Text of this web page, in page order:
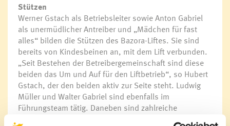
Stützen
Werner Gstach als Betriebsleiter sowie Anton Gabriel
als unermüdlicher Antreiber und „Mädchen für fast
alles“ bilden die Stützen des Bazora-Liftes. Sie sind
bereits von Kindesbeinen an, mit dem Lift verbunden.
„Seit Bestehen der Betreibergemeinschaft sind diese
beiden das Um und Auf für den Liftbetrieb“, so Hubert
Gstach, der den beiden aktiv zur Seite steht. Ludwig
Müller und Walter Gabriel sind ebenfalls im
Führungsteam tätig. Daneben sind zahlreiche
freiwillige und ehrenamtliche Helfer, hauptsächlich